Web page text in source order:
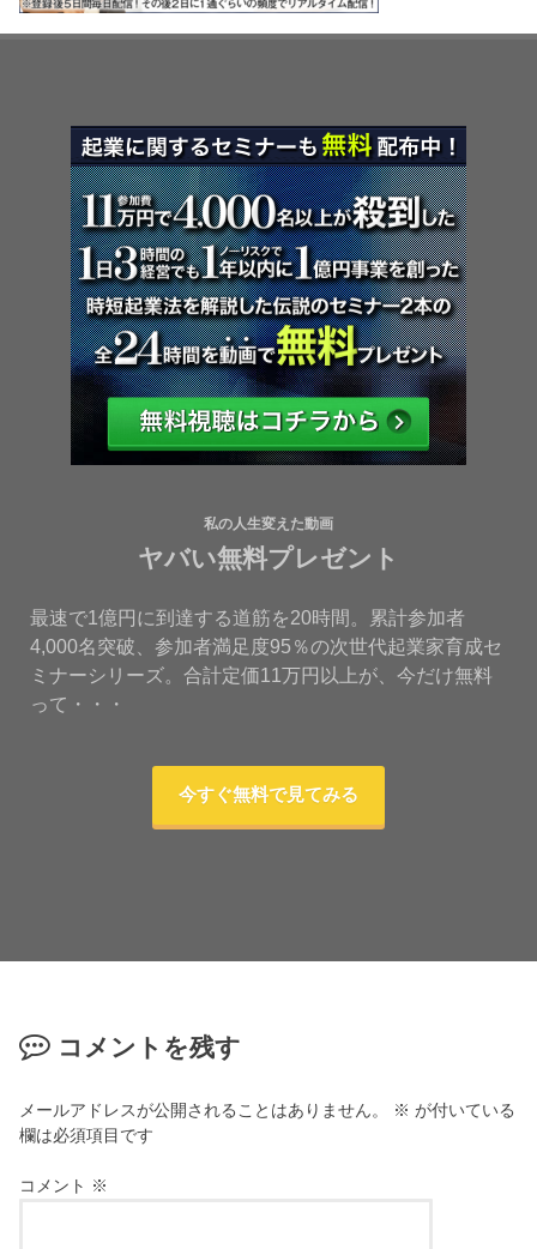
私の人生変えた動画
ヤバい無料プレゼント
最速で1億円に到達する道筋を20時間。累計参加者
4,000名突破、参加者満足度95％の次世代起業家育成セ
ミナーシリーズ。合計定価11万円以上が、今だけ無料
って・・・
今すぐ無料で見てみる
コメントを残す
メールアドレスが公開されることはありません。 ※ が付いている
欄は必須項目です
コメント ※